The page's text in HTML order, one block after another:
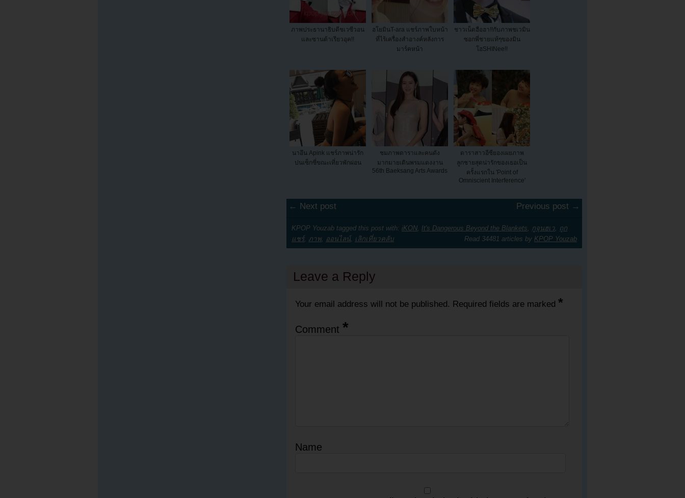
ภาพประธานาธิบดีชเวซีวอน
และซานต้าเรียวอุค!!
ฮโยมินT-ara แชร์ภาพใบหน้า
ที่ไร้เครื่องสำอางค์หลังการ
มาร์คหน้า
ชาวเน็ตฮือฮา!!กับภาพชเวมิน
ซอกพี่ชายแท้ๆของมิน
โฮSHINee!!
นาอึน Apink แชร์ภาพน่ารัก
ปนเซ็กซี่ขณะเที่ยวพักผ่อน
ชมภาพดาราและคนดัง
มากมายเดินพรมแดงงาน
56th Baeksang Arts Awards
ดาราสาวอีซียองเผยภาพ
ลูกชายสุดน่ารักของเธอเป็น
ครั้งแรกใน 'Point of
Omniscient Interference'
← Next post Previous post →
KPOP Youzab tagged this post with: iKON It's Dangerous Beyond the Blankets กูจุนฮเว
ถูก
แชร์, ภาพ, ออนไลน์ เลิกเที่ยวคลับ Read 34481 articles by KPOP Youzab
Leave a Reply
Your email address will not be published. Required fields are marked *
Comment *
Name